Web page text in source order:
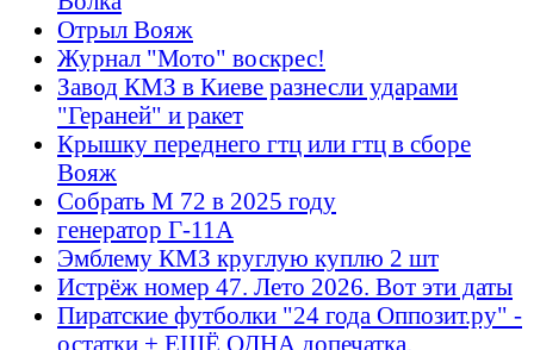
Отрыл Вояж
Журнал "Мото" воскрес!
Завод КМЗ в Киеве разнесли ударами
"Гераней" и ракет
Крышку переднего гтц или гтц в сборе
Вояж
Собрать М 72 в 2025 году
генератор Г-11А
Эмблему КМЗ круглую куплю 2 шт
Истрёж номер 47. Лето 2026. Вот эти даты
Пиратские футболки "24 года Оппозит.ру" -
остатки + ЕЩЁ ОДНА допечатка.